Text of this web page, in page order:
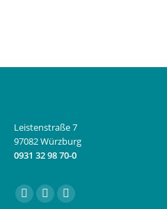
Leistenstraße 7
97082 Würzburg
0931 32 98 70-0
Finden Sie uns auf:
FacebookInstagram
E-